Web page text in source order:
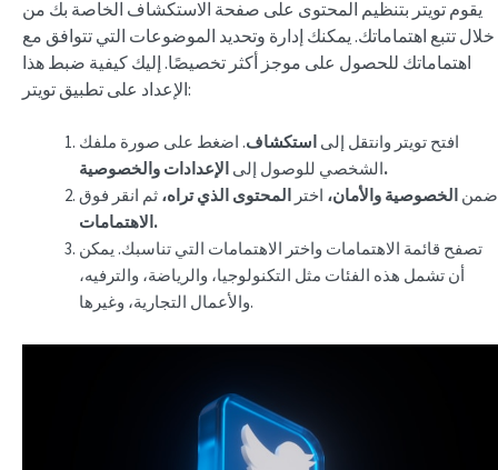
يقوم تويتر بتنظيم المحتوى على صفحة الاستكشاف الخاصة بك من
خلال تتبع اهتماماتك. يمكنك إدارة وتحديد الموضوعات التي تتوافق مع
اهتماماتك للحصول على موجز أكثر تخصيصًا. إليك كيفية ضبط هذا
الإعداد على تطبيق تويتر:
افتح تويتر وانتقل إلى استكشاف. اضغط على صورة ملفك
الشخصي للوصول إلىالإعدادات والخصوصية.
ضمن الخصوصية والأمان، اختر المحتوى الذي تراه، ثم انقر فوق
الاهتمامات.
تصفح قائمة الاهتمامات واختر الاهتمامات التي تناسبك. يمكن
أن تشمل هذه الفئات مثل التكنولوجيا، والرياضة، والترفيه،
والأعمال التجارية، وغيرها.